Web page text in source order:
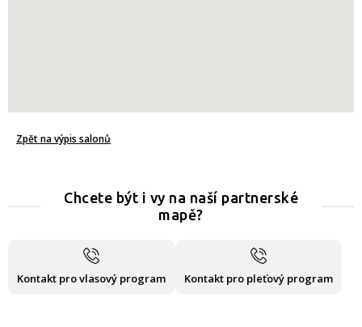
Zpět na výpis salonů
Chcete být i vy na naší partnerské
mapě?
Kontakt pro vlasový program Kontakt pro pleťový program